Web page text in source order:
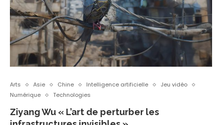
Arts Asie Chine Intelligence artificielle
Jeu vidéo
Numérique
Technologies
Ziyang Wu « L’art de perturber les